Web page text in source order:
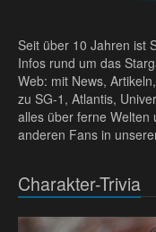
Seit über 10 Jahren ist
Infos rund um das
Web: mit News,
zu SG-1, Atlantis,
alles über ferne Welten
anderen Fans in
Charakter-Trivia